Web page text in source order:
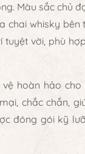
Màu sắc chủ
chai whisky
vời, phù
hoàn hảo cho
chắc chắn,
đóng gói kỹ